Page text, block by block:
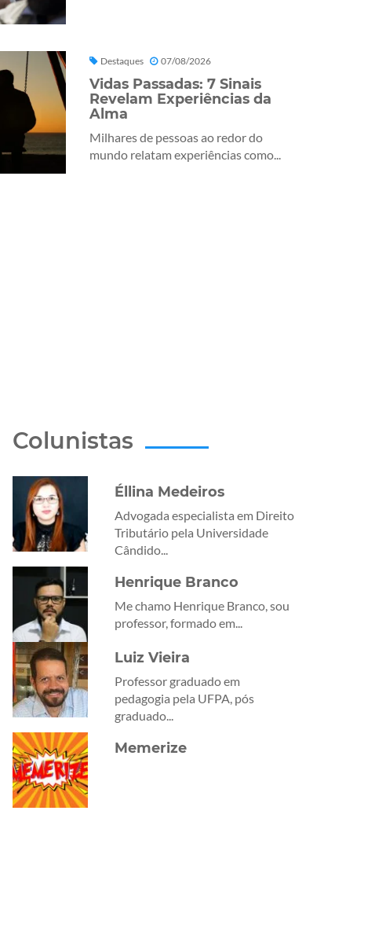
Destaques 07/08/2026
Vidas Passadas: 7 Sinais
Revelam Experiências da
Alma
Milhares de pessoas ao redor do
mundo relatam experiências como...
Colunistas
Éllina Medeiros
Advogada especialista em Direito
Tributário pela Universidade
Cândido...
Henrique Branco
Me chamo Henrique Branco, sou
professor, formado em...
Luiz Vieira
Professor graduado em
pedagogia pela UFPA, pós
graduado...
Memerize